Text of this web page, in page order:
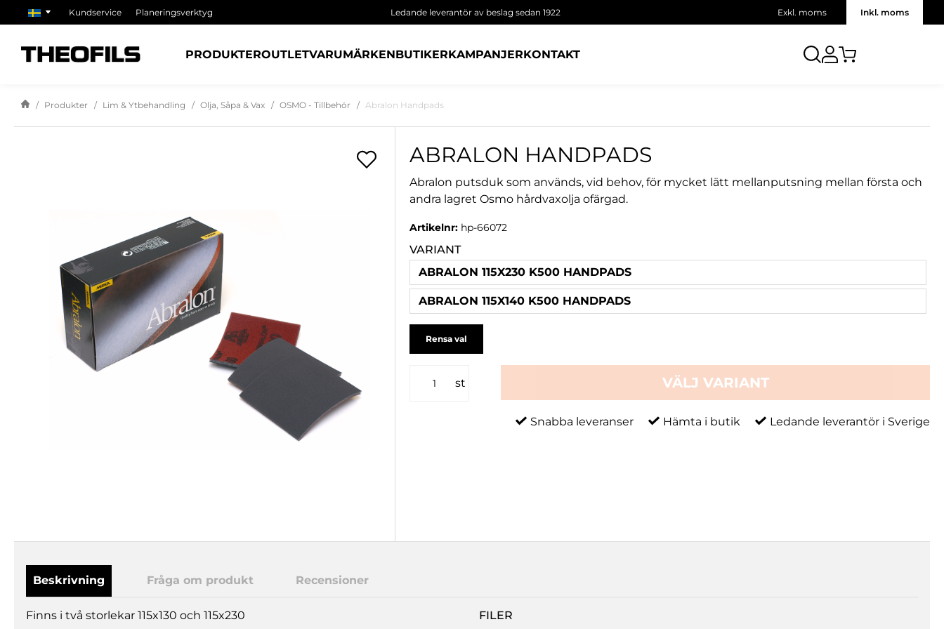
Kundservice Planeringsverktyg Ledande leverantör av beslag sedan 1922 Exkl. moms Inkl. moms
PRODUKTEROUTLETVARUMÄRKENBUTIKERKAMPANJERKONTAKT
Produkter Lim & Ytbehandling Olja, Såpa & Vax OSMO - Tillbehör Abralon Handpads
ABRALON HANDPADS
Abralon putsduk som används, vid behov, för mycket lätt mellanputsning mellan första och
andra lagret Osmo hårdvaxolja ofärgad.
Artikelnr: hp-66072
VARIANT
ABRALON 115X230 K500 HANDPADS
ABRALON 115X140 K500 HANDPADS
Rensa val
st VÄLJ VARIANT
Snabba leveranser Hämta i butik Ledande leverantör i Sverige
Beskrivning Fråga om produkt Recensioner
Finns i två storlekar 115x130 och 115x230
FILER